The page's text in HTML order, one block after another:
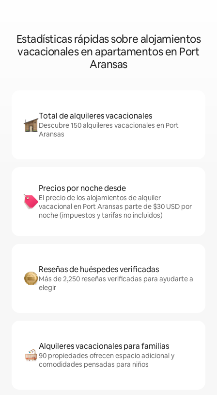
Estadísticas rápidas sobre alojamientos
vacacionales en apartamentos en Port
Aransas
Total de alquileres vacacionales
Descubre 150 alquileres vacacionales en Port
Aransas
Precios por noche desde
El precio de los alojamientos de alquiler
vacacional en Port Aransas parte de $30 USD por
noche (impuestos y tarifas no incluidos)
Reseñas de huéspedes verificadas
Más de 2,250 reseñas verificadas para ayudarte a
elegir
Alquileres vacacionales para familias
90 propiedades ofrecen espacio adicional y
comodidades pensadas para niños